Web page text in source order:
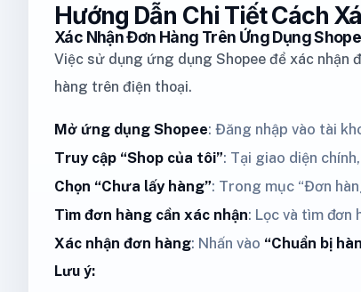
Hướng Dẫn Chi Tiết Cách
Xác Nhận Đơn Hàng Trên Ứng Dụng
Việc sử dụng ứng dụng Shopee để xác
hàng trên điện thoại.
Mở ứng dụng Shopee: Đăng nhập vào tài
Truy cập “Shop của tôi”: Tại giao diện
Chọn “Chưa lấy hàng”: Trong mục “Đơn
Tìm đơn hàng cần xác nhận: Lọc và tìm đơn
Xác nhận đơn hàng: Nhấn vào “Chuẩn bị
Lưu ý: